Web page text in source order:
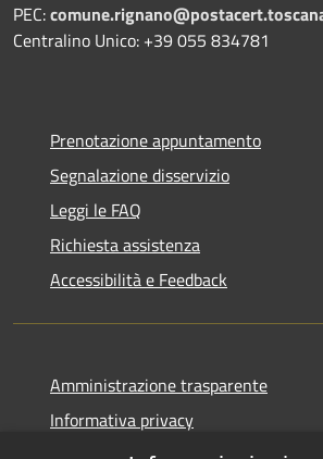
PEC:
Centralino Unico: +39 055 834781
Prenotazione appuntamento
Segnalazione disservizio
Leggi le FAQ
Richiesta assistenza
Accessibilità e Feedback
Amministrazione trasparente
Informativa privacy